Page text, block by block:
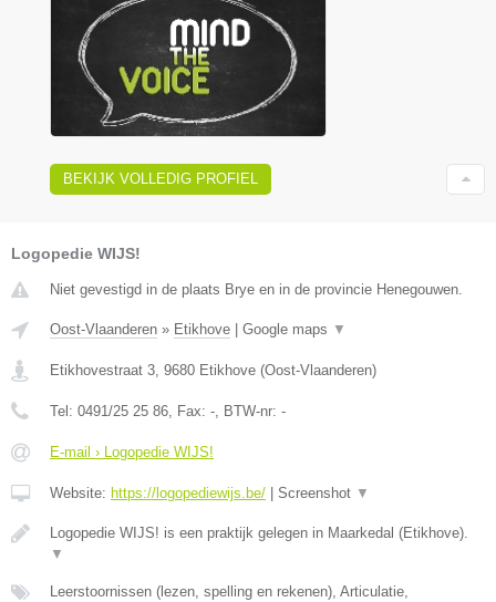
BEKIJK VOLLEDIG PROFIEL
Logopedie WIJS!
Niet gevestigd in de plaats Brye en in de provincie Henegouwen.
Oost-Vlaanderen » Etikhove Google maps ▼
Etikhovestraat 3, 9680 Etikhove (Oost-Vlaanderen)
Tel: 0491/25 25 86, Fax: -, BTW-nr: -
E-mail › Logopedie WIJS!
Website: https://logopediewijs.be/ Screenshot ▼
Logopedie WIJS! is een praktijk gelegen in Maarkedal (Etikhove).
▼
Leerstoornissen (lezen, spelling en rekenen), Articulatie,